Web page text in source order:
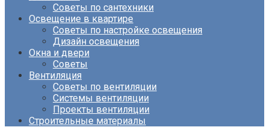
Советы по сантехники
Освещение в квартире
Советы по настройке освещения
Дизайн освещения
Окна и двери
Советы
Вентиляция
Советы по вентиляции
Системы вентиляции
Проекты вентиляции
Строительные материалы